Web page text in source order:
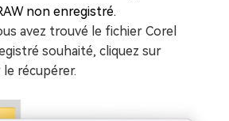
non enregistré.
avez trouvé le fichier Corel
souhaité, cliquez sur
récupérer.